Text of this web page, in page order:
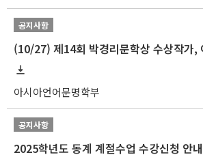
공지사항
아시아언어문명학부
공지사항
2025학년도 동계 계절수업 수강신청 안내